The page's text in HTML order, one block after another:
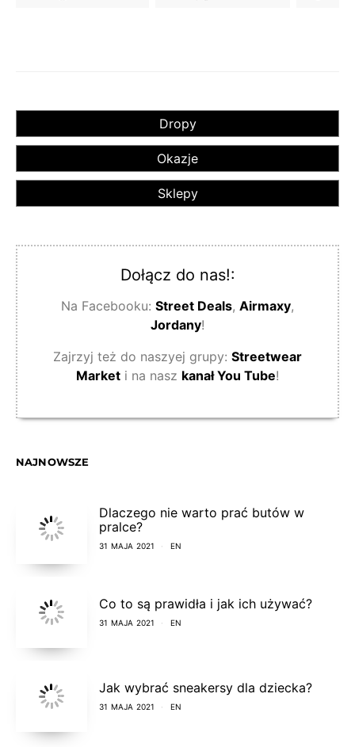
Dropy
Okazje
Sklepy
Dołącz do nas!:
Na Facebooku: Street Deals, Airmaxy,
Jordany!
Zajrzyj też do naszyej grupy: Streetwear
Market i na nasz kanał You Tube!
NAJNOWSZE
Dlaczego nie warto prać butów w
pralce?
31 MAJA 2021 EN
Co to są prawidła i jak ich używać?
31 MAJA 2021 EN
Jak wybrać sneakersy dla dziecka?
31 MAJA 2021 EN